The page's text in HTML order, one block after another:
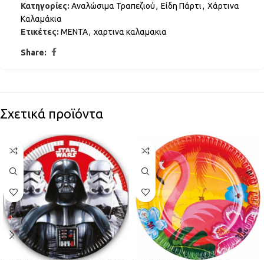
Κατηγορίες: Αναλώσιμα Τραπεζιού, Είδη Πάρτι, Χάρτινα
Καλαμάκια
Ετικέτες: ΜΕΝΤΑ, χαρτινα καλαμακια
Share:
Σχετικά προϊόντα